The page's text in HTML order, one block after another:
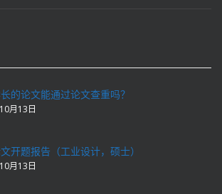
的论文能通过论文查重吗？
月13日
开题报告（工业设计，硕士）
月13日